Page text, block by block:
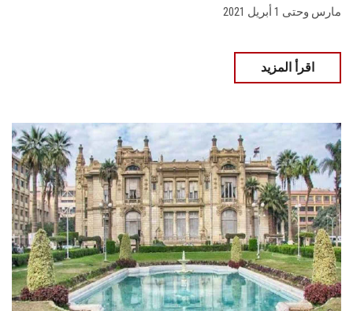
مارس وحتى 1 أبريل 2021
اقرأ المزيد